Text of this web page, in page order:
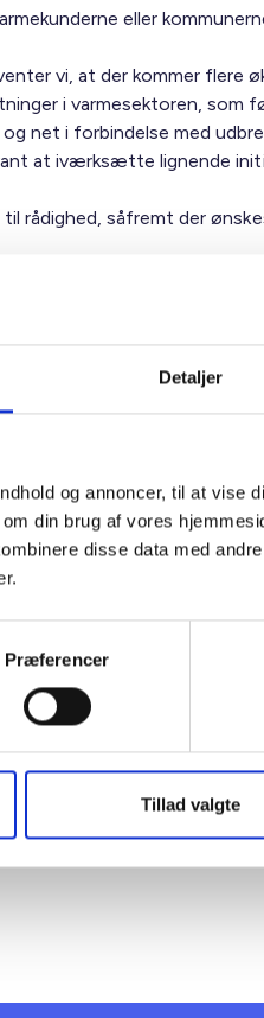
Detaljer
og annoncer, til at vise
din brug af vores
disse data med
Præferencer
Tillad valgte
eller
vi, at der kommer flere
i varmesektoren, som
net i forbindelse med
at iværksætte lignende
til rådighed, såfremt der